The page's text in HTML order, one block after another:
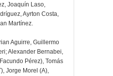
Joaquín Laso,
Ayrton Costa,
Martínez.
Aguirre, Guillermo
Alexander Bernabei,
Pérez), Tomás
Jorge Morel (A),